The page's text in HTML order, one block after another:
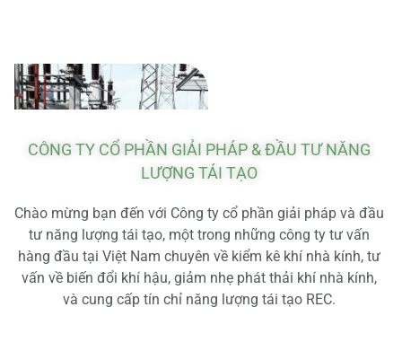
CÔNG TY CỔ PHẦN GIẢI PHÁP & ĐẦU TƯ NĂNG
LƯỢNG TÁI TẠO
Chào mừng bạn đến với Công ty cổ phần giải pháp và đầu
tư năng lượng tái tạo, một trong những công ty tư vấn
hàng đầu tại Việt Nam chuyên về kiểm kê khí nhà kính, tư
vấn về biến đổi khí hậu, giảm nhẹ phát thải khí nhà kính,
và cung cấp tín chỉ năng lượng tái tạo REC.